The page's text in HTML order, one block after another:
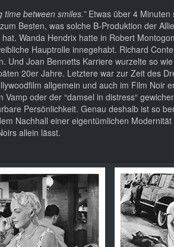
time between smiles.” Etwas über 4
Besten, was solche B-Produktion der
Wanda Hendrix hatte in Robert
Hauptrolle innegehabt. Richard
Und Joan Bennetts Karriere wurzelte so
20er Jahre. Letztere war zur Zeit des
allgemein und auch im Film Noir
Vamp oder der “damsel in distress“
Persönlichkeit. Genau deshalb ist so
Nachhall einer eigentümlichen
allein lässt.